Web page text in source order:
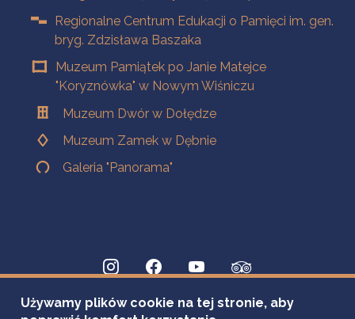
Regionalne Centrum Edukacji o Pamięci im. gen.
bryg. Zdzisława Baszaka
Muzeum Pamiątek po Janie Matejce
"Koryznówka" w Nowym Wiśniczu
Muzeum Dwór w Dołędze
Muzeum Zamek w Dębnie
Galeria "Panorama"
Używamy plików cookie na tej stronie, aby